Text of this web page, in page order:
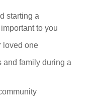
starting a
to you
loved one
and family during a